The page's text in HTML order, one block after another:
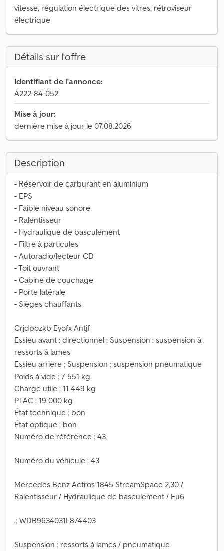
vitesse, régulation électrique des vitres, rétroviseur
électrique
Détails sur l'offre
Identifiant de l'annonce:
A222-84-052
Mise à jour:
dernière mise à jour le 07.08.2026
Description
- Réservoir de carburant en aluminium
- EPS
- Faible niveau sonore
- Ralentisseur
- Hydraulique de basculement
- Filtre à particules
- Autoradio/lecteur CD
- Toit ouvrant
- Cabine de couchage
- Porte latérale
- Sièges chauffants
Crjdpozkb Eyofx Antjf
Essieu avant : directionnel ; Suspension : suspension à
ressorts à lames
Essieu arrière : Suspension : suspension pneumatique
Poids à vide : 7 551 kg
Charge utile : 11 449 kg
PTAC : 19 000 kg
État technique : bon
État optique : bon
Numéro de référence : 43
Numéro du véhicule : 43
Mercedes Benz Actros 1845 StreamSpace 2,30 /
Ralentisseur / Hydraulique de basculement / Eu6
.: WDB9634031L874403
Suspension : ressorts à lames / pneumatique